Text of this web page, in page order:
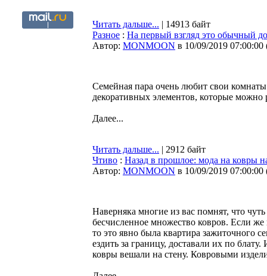
Читать дальше... | 14913 байт
Разное : На первый взгляд это обычный
Автор: MONMOON в 10/09/2019 07:00:00
Семейная пара очень любит свои
декоративных элементов, которые можно
Далее...
Читать дальше... | 2912 байт
Чтиво : Назад в прошлое: мода на ковры
Автор: MONMOON в 10/09/2019 07:00:00
Наверняка многие из вас помнят, что
бесчисленное множество ковров. Если
то это явно была квартира зажиточного
ездить за границу, доставали их по
ковры вешали на стену. Ковровыми